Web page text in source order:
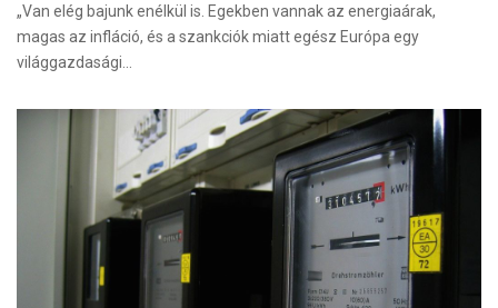
„Van elég bajunk enélkül is. Egekben vannak az energiaárak,
magas az infláció, és a szankciók miatt egész Európa egy
világgazdasági…